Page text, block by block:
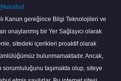
Kanun gereğince Bilgi Teknolojileri ve
onaylanmış bir Yer Sağlayıcı olarak
sitedeki içerikleri proaktif olarak
bulunmamaktadır. Ancak,
sorumluluğunu taşımakta olup, siteye